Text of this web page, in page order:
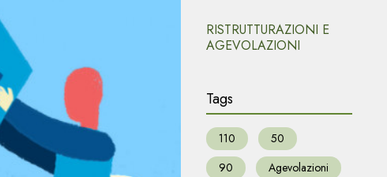
RISTRUTTURAZIONI E
AGEVOLAZIONI
Tags
110
50
90
Agevolazioni